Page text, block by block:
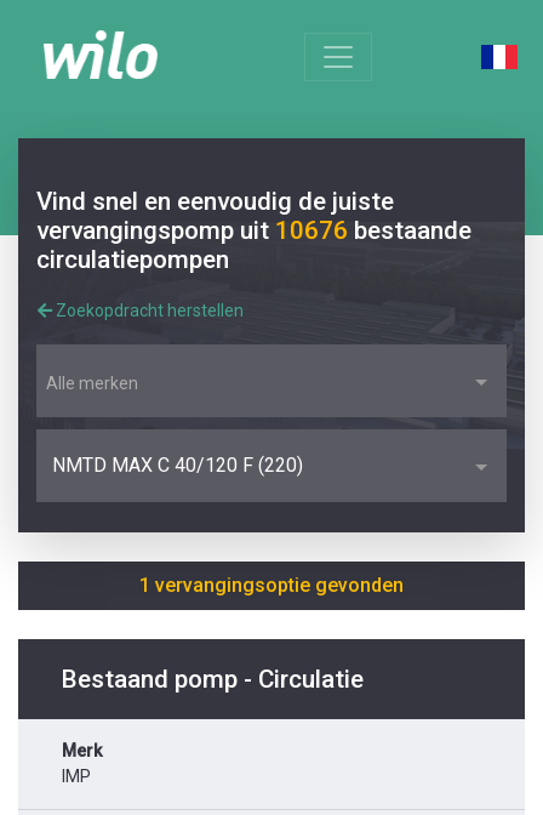
Vind snel en eenvoudig de juiste
vervangingspomp uit 10676 bestaande
circulatiepompen
Zoekopdracht herstellen
Alle merken
NMTD MAX C 40/120 F (220)
1 vervangingsoptie gevonden
Bestaand pomp - Circulatie
Merk
IMP